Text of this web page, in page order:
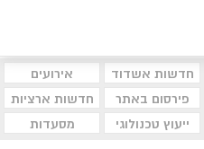
חדשות אשדוד
אירועים
פירסום באתר
חדשות ארציות
ייעוץ טכנולוגי מסעדות